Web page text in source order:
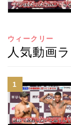
ウィークリー
人気動画